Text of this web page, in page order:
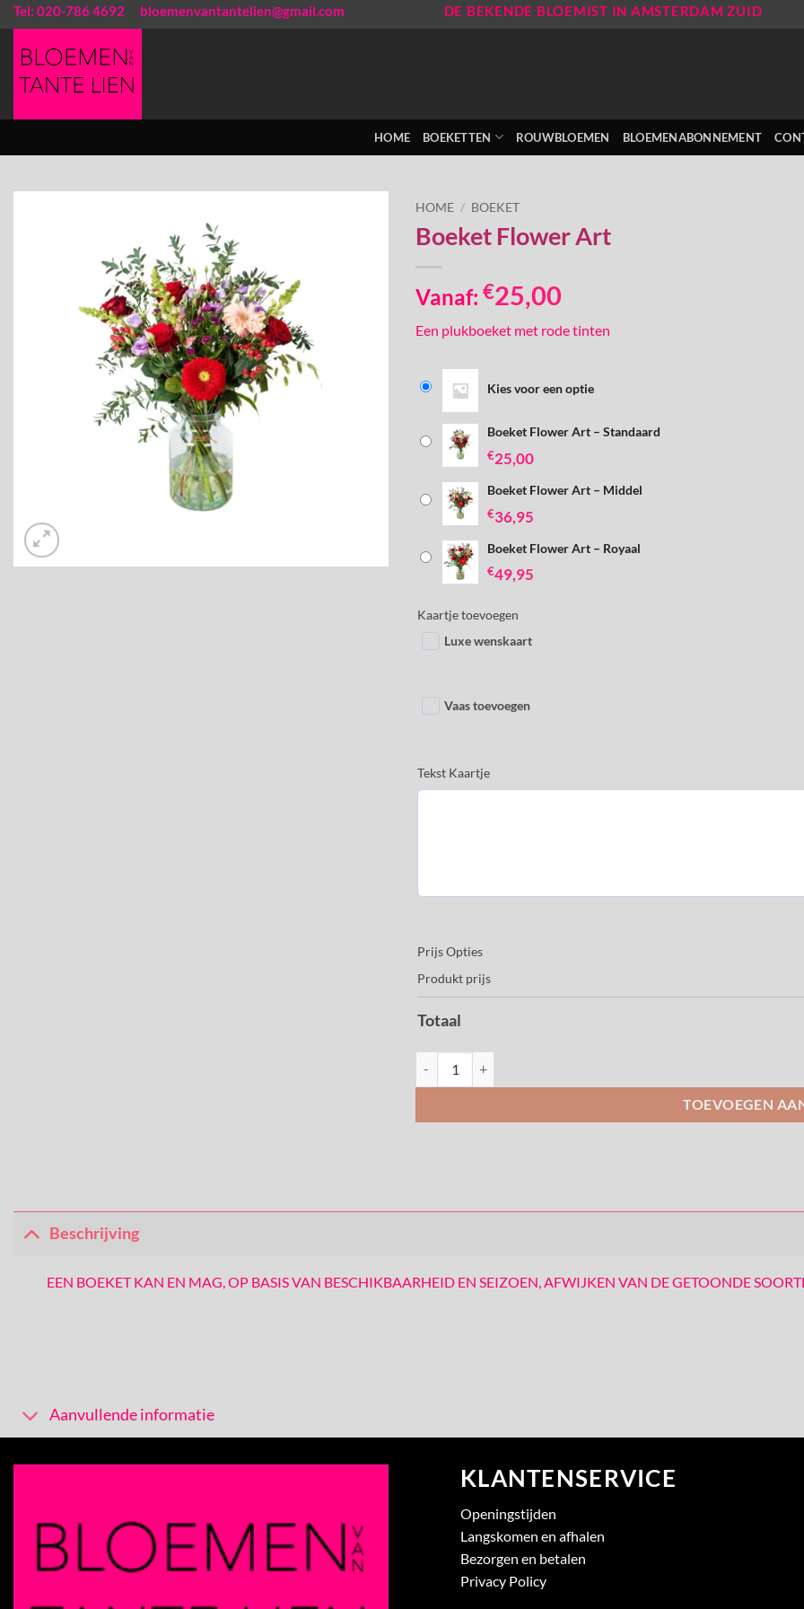
Ga
naar
inhoud
Tel: 020-786 4692 bloemenvantantelien@gmail.com DE BEKENDE BLOEMIST IN AMSTERDAM ZUID
HOME BOEKETTEN ROUWBLOEMEN BLOEMENABONNEMENT
HOME / BOEKET
Boeket Flower Art
Vanaf: €25,00
Een plukboeket met rode tinten
Kies voor een optie
Boeket Flower Art – Standaard
€25,00
Boeket Flower Art – Middel
€36,95
Boeket Flower Art – Royaal
€49,95
Kaartje toevoegen
Luxe wenskaart
Vaas toevoegen
Tekst Kaartje
Prijs Opties
Produkt prijs
Totaal
TOEVOEGEN
Beschrijving
EEN BOEKET KAN EN MAG, OP BASIS VAN BESCHIKBAARHEID EN SEIZOEN, AFWIJKEN VAN DE GETOONDE
Aanvullende informatie
KLANTENSERVICE
Openingstijden
Langskomen en afhalen
Bezorgen en betalen
Privacy Policy